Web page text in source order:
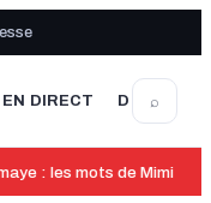
EN DIRECT DERNIÈRE
⌕
: les mots de Mimi